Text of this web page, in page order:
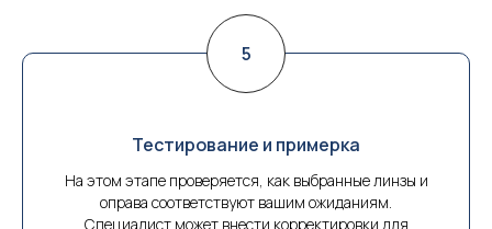
Тестирование и примерка
На этом этапе проверяется, как выбранные линзы и
оправа соответствуют вашим ожиданиям.
Специалист может внести корректировки для